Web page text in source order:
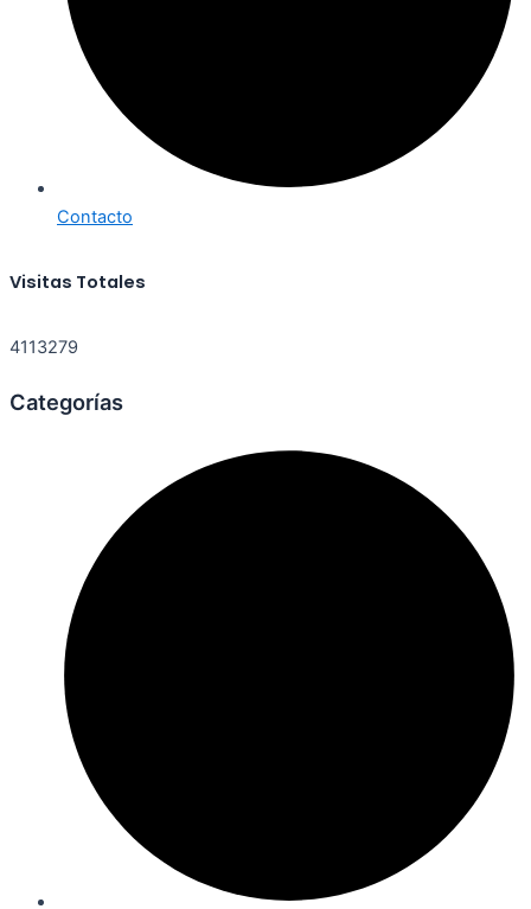
Contacto
Visitas Totales
4113279
Categorías